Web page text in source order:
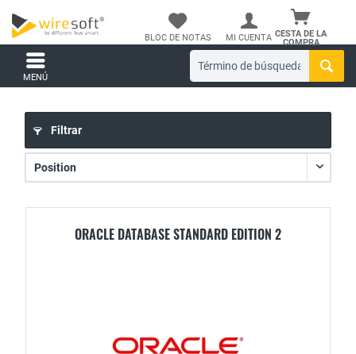
CESTA DE LA
COMPRA
BLOC DE NOTAS MI CUENTA
MENÚ
Filtrar
ORACLE DATABASE STANDARD EDITION 2